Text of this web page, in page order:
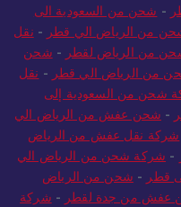
- شحن من السعودية الى
من الرياض الي قطر - نقل
من الرياض لقطر - شحن
من الرياض الي قطر - نقل
شحن من السعودية إلى
- شحن عفش من الرياض الي
شركة نقل عفش من الرياض
- شركة شحن من الرياض الي
قطر - شحن من الرياض
عفش من جدة لقطر - شركة